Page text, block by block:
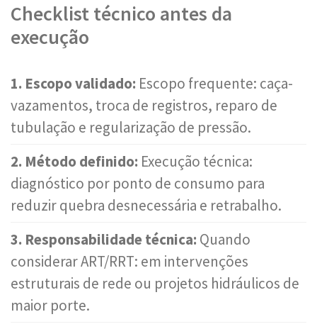
Checklist técnico antes da
execução
1. Escopo validado: Escopo frequente: caça-
vazamentos, troca de registros, reparo de
tubulação e regularização de pressão.
2. Método definido: Execução técnica:
diagnóstico por ponto de consumo para
reduzir quebra desnecessária e retrabalho.
3. Responsabilidade técnica: Quando
considerar ART/RRT: em intervenções
estruturais de rede ou projetos hidráulicos de
maior porte.